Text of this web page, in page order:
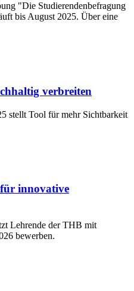
"Die Studierendenbefragung
bis August 2025. Über eine
verbreiten
stellt Tool für mehr Sichtbarkeit
innovative
Lehrende der THB mit
bewerben.